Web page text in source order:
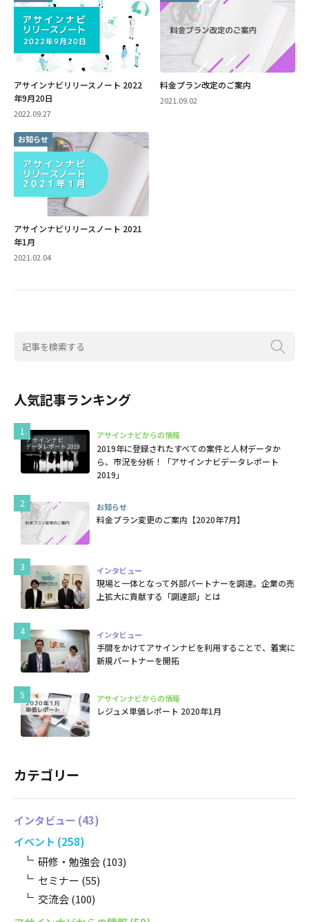
アサインナビリリースノート 2022
年9月20日
2022.09.27
料金プラン改定のご案内
2021.09.02
お知らせ
アサインナビリリースノート 2021
年1月
2021.02.04
人気記事ランキング
アサインナビからの情報
2019年に登録されたすべての案件と人材データか
ら、市況を分析！「アサインナビデータレポート
2019」
お知らせ
料金プラン変更のご案内【2020年7月】
インタビュー
現場と一体となって外部パートナーを調達。企業の売
上拡大に貢献する「調達部」とは
インタビュー
手間をかけてアサインナビを利用することで、着実に
新規パートナーを開拓
アサインナビからの情報
レジュメ単価レポート 2020年1月
カテゴリー
インタビュー (43)
イベント (258)
研修・勉強会(103)
セミナー (55)
交流会(100)